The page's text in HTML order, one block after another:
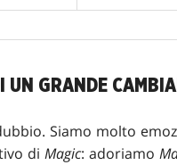
UN GRANDE
Siamo molto
di Magic: adoriamo